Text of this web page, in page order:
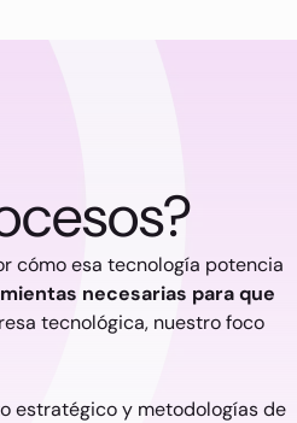
cómo esa tecnología potencia
necesarias para que
tecnológica, nuestro foco
estratégico y metodologías de